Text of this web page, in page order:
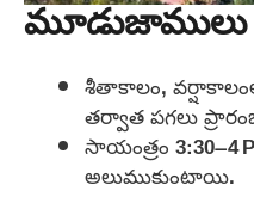
మూడుజాములు
శీతాకాలం,
తర్వాత పగలు
సాయంత్రం 3:30–4
అలుముకుంటాయి.